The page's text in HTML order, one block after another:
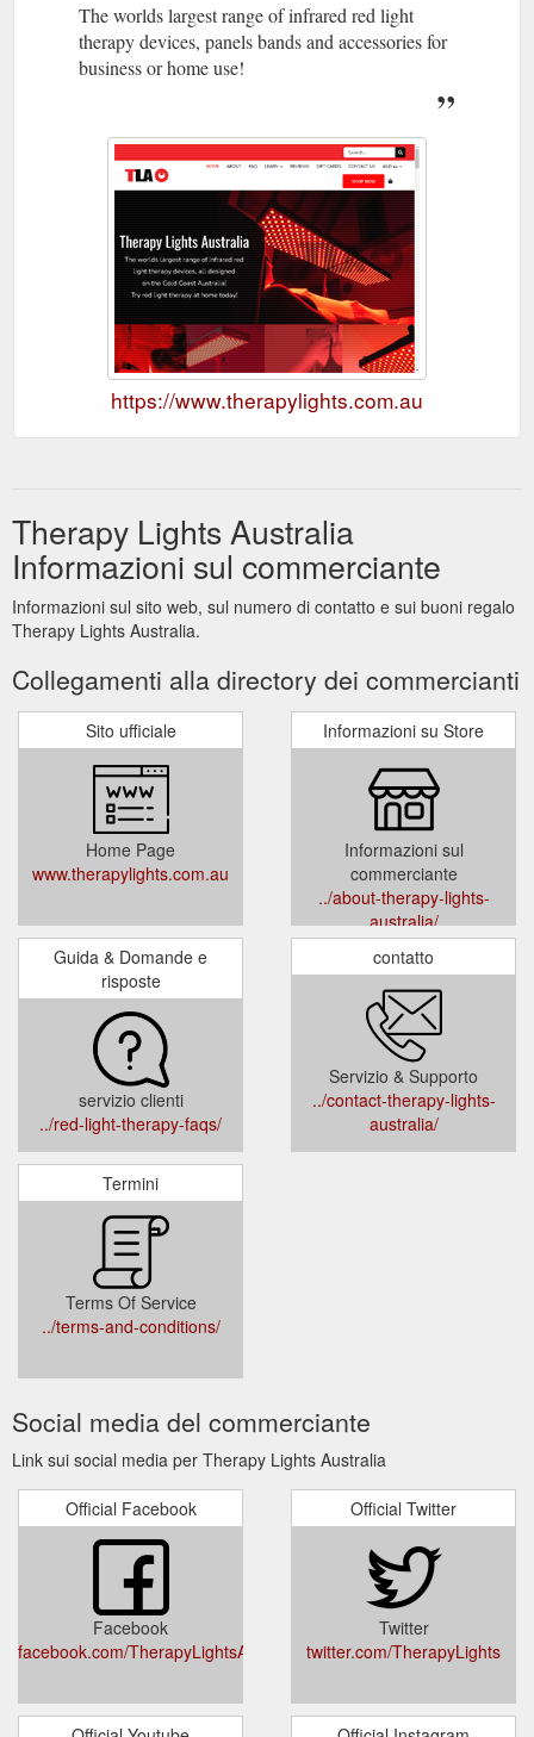
The worlds largest range of infrared red light
therapy devices, panels bands and accessories for
business or home use!
https://www.therapylights.com.au
Therapy Lights Australia
Informazioni sul commerciante
Informazioni sul sito web, sul numero di contatto e sui buoni regalo
Therapy Lights Australia.
Collegamenti alla directory dei commercianti
Sito ufficiale
Home Page
www.therapylights.com.au
Informazioni su Store
Informazioni sul
commerciante
../about-therapy-lights-
australia/
Guida & Domande e
risposte
servizio clienti
../red-light-therapy-faqs/
contatto
Servizio & Supporto
../contact-therapy-lights-
australia/
Termini
Terms Of Service
../terms-and-conditions/
Social media del commerciante
Link sui social media per Therapy Lights Australia
Official Facebook
Facebook
facebook.com/TherapyLightsAustralia/
Official Twitter
Twitter
twitter.com/TherapyLights